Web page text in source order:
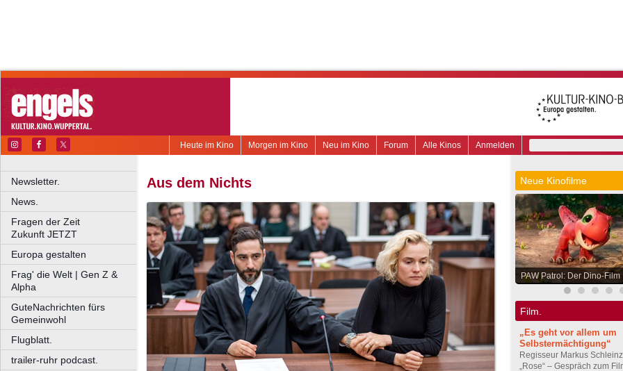
Anmelden
Alle Kinos
Forum
Neu im Kino
Morgen im Kino
Heute im Kino
Newsletter.
News.
Fragen der Zeit
Zukunft JETZT
Europa gestalten
Frag' die Welt | Gen Z &
Alpha
GuteNachrichten fürs
Gemeinwohl
Flugblatt.
trailer-ruhr podcast.
Aus dem Nichts Neue Kinofilme
PAW Patrol: Der Dino-Film
Film.
„Es geht vor allem um
Selbstermächtigung“
Regisseur Markus
„Rose“ – Gespräch zum